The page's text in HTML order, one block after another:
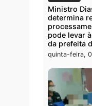
em RO
sexta-